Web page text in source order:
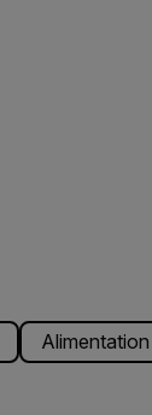
Alimentation